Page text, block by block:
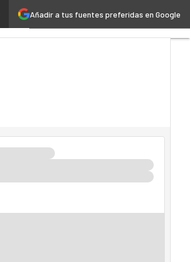
Añadir a tus fuentes preferidas en Google